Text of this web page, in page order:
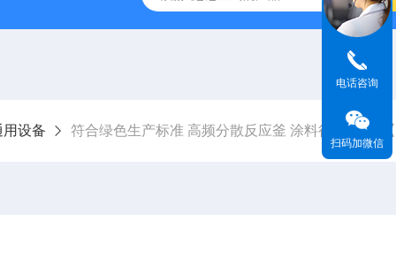
用设备 符合绿色生产标准 高频分散反应釜 涂料行业 设计
电话咨询
扫码加微信